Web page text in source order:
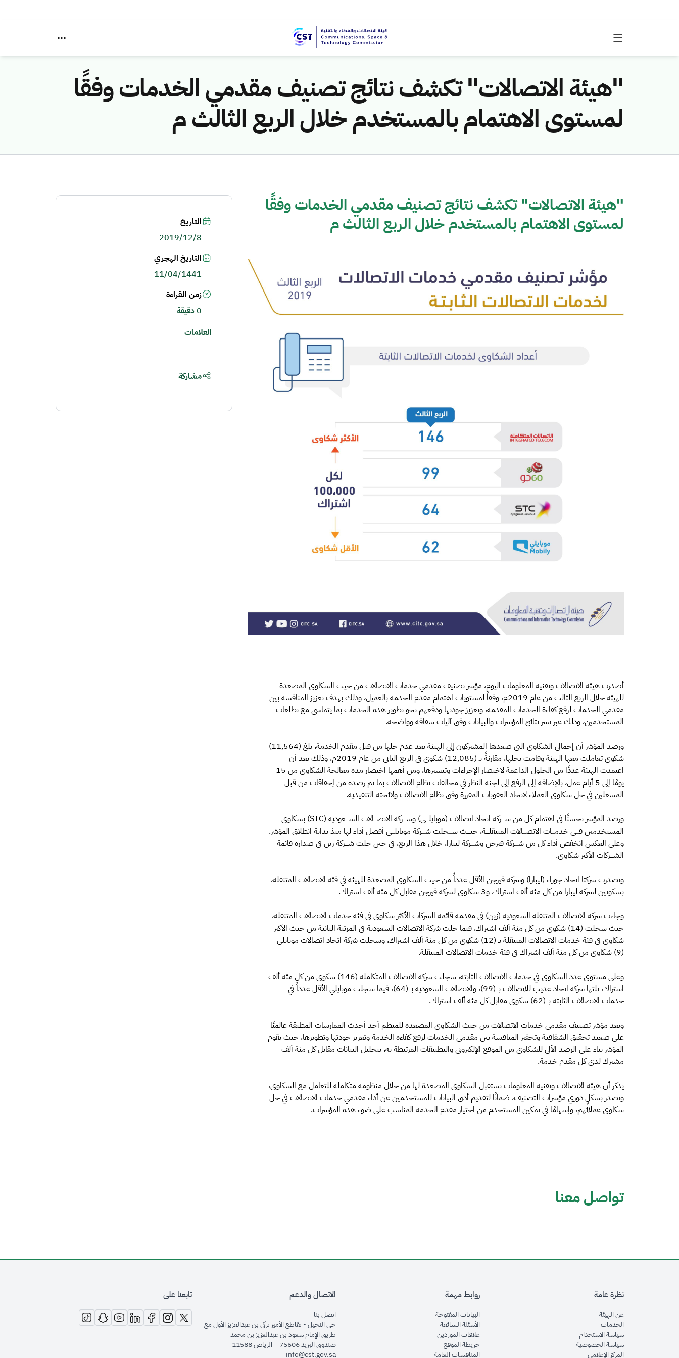
"هيئة الاتصالات" تكشف نتائج تصنيف مقدمي الخدمات وفقًا
لمستوى الاهتمام بالمستخدم خلال الربع الثالث م
"هيئة الاتصالات" تكشف نتائج تصنيف مقدمي الخدمات وفقًا
لمستوى الاهتمام بالمستخدم خلال الربع الثالث م
أصدرت هيئة الاتصالات وتقنية المعلومات اليوم، مؤشر تصنيف مقدمي خدمات الاتصالات من حيث الشكاوى المصعدة
للهيئة خلال الربع الثالث من عام 2019م، وفقاً لمستويات اهتمام مقدم الخدمة بالعميل، وذلك بهدف تعزيز المنافسة بين
مقدمي الخدمات لرفع كفاءة الخدمات المقدمة، وتعزيز جودتها ودفعهم نحو تطوير هذه الخدمات بما يتماشى مع تطلعات
المستخدمين، وذلك عبر نشر نتائج المؤشرات والبيانات وفق آليات شفافة وواضحة.
ورصد المؤشر أن إجمالي الشكاوى التي صعدها المشتركون إلى الهيئة بعد عدم حلها من قبل مقدم الخدمة، بلغ (11,564)
شكوى تعاملت معها الهيئة وقامت بحلها، مقارنةً بـ (12,085) شكوى في الربع الثاني من عام 2019م، وذلك بعد أن
اعتمدت الهيئة عددًا من الحلول الداعمة لاختصار الإجراءات وتيسيرها، ومن أهمها اختصار مدة معالجة الشكاوى من 15
يومًا إلى 5 أيام عمل، بالإضافة إلى الرفع إلى لجنة النظر في مخالفات نظام الاتصالات بما تم رصده من إخفاقات من قبل
المشغلين في حل شكاوى العملاء لاتخاذ العقوبات المقررة وفق نظام الاتصالات ولائحته التنفيذية.
ورصد المؤشر تحسنًا في اهتمام ﻛﻞ ﻣﻦ ﺷـــﺮﻛﺔ اتحاد اتصالات (ﻣﻮﺑﺎﻳﻠـــﻲ) وﺷـــﺮﻛﺔ اﻻﺗﺼـــﺎﻻت اﻟﺴـــﻌﻮدﻳﺔ (STC) بشكاوى
المستخدمين ﻓـــﻲ ﺧﺪﻣـــﺎت اﻻﺗﺼـــﺎﻻت اﻟﻤﺘﻨﻘﻠـــﺔ، ﺣﻴـــﺚ ﺳـــﺠﻠﺖ ﺷـــﺮﻛﺔ ﻣﻮﺑﺎﻳﻠـــﻲ أﻓﻀﻞ أداء ﻟﻬﺎ ﻣﻨﺬ ﺑﺪاﻳﺔ اﻧﻄﻼق اﻟﻤﺆﺷﺮ.
وﻋﻠﻰ اﻟﻌﻜﺲ اﻧﺨﻔﺾ أداء ﻛل ﻣﻦ ﺷـــﺮﻛﺔ ﻓﻴﺮﺟﻦ وﺷـــﺮﻛﺔ ﻟﻴﺒﺎرا، ﺧﻼل هذا اﻟﺮﺑﻊ، في حين ﺣﻠﺖ ﺷـــﺮﻛﺔ زﻳﻦ ﻓﻲ ﺻﺪارة ﻗﺎﺋﻤﺔ
اﻟﺸـــﺮﻛﺎت اﻷﻛﺜﺮ ﺷﻜﺎوى.
وتصدرت شركتا اتحاد جوراء (ليبارا) وشركة فيرجن الأقل عدداً من حيث الشكاوى المصعدة للهيئة في فئة الاتصالات المتنقلة،
بشكوتين لشركة ليبارا من كل مئة ألف اشتراك، و3 شكاوى لشركة فيرجن مقابل كل مئة ألف اشتراك.
وجاءت شركة الاتصالات المتنقلة السعودية (زين) في مقدمة قائمة الشركات الأكثر شكاوى في فئة خدمات الاتصالات المتنقلة،
حيث سجلت (14) شكوى من كل مئة ألف اشتراك، فيما حلت شركة الاتصالات السعودية في المرتبة الثانية من حيث الأكثر
شكاوى في فئة خدمات الاتصالات المتنقلة بـ (12) شكوى من كل مئة ألف اشتراك، وسجلت شركة اتحاد اتصالات موبايلي
(9) شكاوى من كل مئة ألف اشتراك في فئة خدمات الاتصالات المتنقلة.
وعلى مستوى عدد الشكاوى في خدمات الاتصالات الثابتة، سجلت شركة الاتصالات المتكاملة (146) شكوى من كل مئة ألف
اشتراك، تلتها شركة اتحاد عذيب للاتصالات بـ (99)، والاتصالات السعودية بـ (64)، فيما سجلت موبايلي الأقل عدداً في
خدمات الاتصالات الثابتة بـ (62) شكوى مقابل كل مئة ألف اشتراك.
ويعد مؤشر تصنيف مقدمي خدمات الاتصالات من حيث الشكاوى المصعدة للمنظم أحد أحدث الممارسات المطبقة عالميًا
على صعيد تحقيق الشفافية وتحفيز المنافسة بين مقدمي الخدمات لرفع كفاءة الخدمة وتعزيز جودتها وتطويرها، حيث يقوم
المؤشر بناء على الرصد الآلي للشكاوى من الموقع الإلكتروني والتطبيقات المرتبطة به، بتحليل البيانات مقابل كل مئة ألف
مشترك لدى كل مقدم خدمة.
يذكر أن هيئة الاتصالات وتقنية المعلومات تستقبل الشكاوى المصعدة لها من خلال منظومة متكاملة للتعامل مع الشكاوى،
وتصدر بشكلٍ دوري مؤشرات التصنيف، ضمانًا لتقديم أدق البيانات للمستخدمين عن أداء مقدمي خدمات الاتصالات في حل
شكاوى عملائهم، وإسهامًا في تمكين المستخدم من اختيار مقدم الخدمة المناسب على ضوء هذه المؤشرات.
التاريخ
2019/12/8
التاريخ الهجري
11/04/1441
زمن القراءة
0 دقيقة
العلامات
مشاركة
تواصل معنا
نظرة عامة
عن الهيئةopens in new window
الخدماتopens in new window
سياسة الاستخدام
سياسة الخصوصيةopens in new window
المركز الإعلاميopens in new window
روابط مهمة
البيانات المفتوحةopens in new window
الأسئلة الشائعةopens in new window
علاقات الموردينopens in new window
خريطة الموقعopens in new window
المنافسات العامةopens in new window
الاتصال والدعم
اتصل بنا
حي النخيل - تقاطع الأمير تركي بن عبدالعزيز الأول مع
طريق الإمام سعود بن عبدالعزيز بن محمد
صندوق البريد 75606 – الرياض 11588
info@cst.gov.sa
تابعنا على
opens in new window
opens in new window
opens in new window
opens in new window
opens in new window
opens in new window
opens in new window